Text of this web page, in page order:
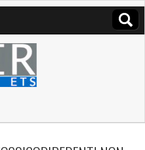
NADIR